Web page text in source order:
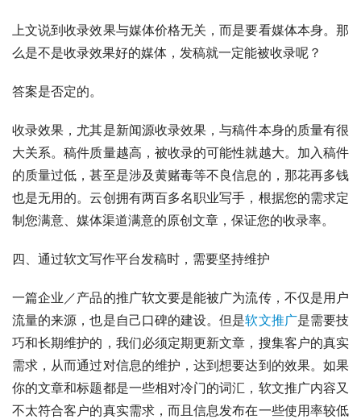
上文说到收录效果与媒体价格无关，而是要看媒体本身。那
么是不是收录效果好的媒体，发稿就一定能被收录呢？
答案是否定的。
收录效果，尤其是新闻源收录效果，与稿件本身的质量有很
大关系。稿件质量越高，被收录的可能性就越大。加入稿件
的质量过低，甚至是涉及黄赌毒等不良信息的，那花再多钱
也是无用的。云创拥有两百多名职业写手，根据您的需求定
制您满意、媒体渠道满意的原创文章，保证您的收录率。
四、通过软文写作平台发稿时，需要坚持维护
一篇企业／产品的推广软文要是能被广为流传，不仅是用户
流量的来源，也是自己口碑的建设。但是软文推广是需要技
巧和长期维护的，我们必须定期更新文章，搜集客户的真实
需求，从而通过对信息的维护，达到想要达到的效果。如果
你的文章和标题都是一些相对冷门的词汇，软文推广内容又
不太符合客户的真实需求，而且信息发布在一些使用率较低